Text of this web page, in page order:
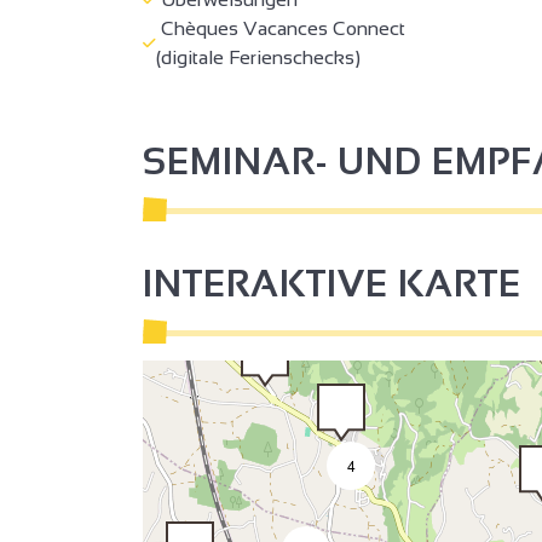
Chèques Vacances Connect
(digitale Ferienschecks)
SEMINAR- UND
INTERAKTIVE KARTE
4